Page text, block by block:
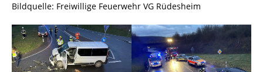
Bildquelle: Freiwillige Feuerwehr VG Rüdesheim